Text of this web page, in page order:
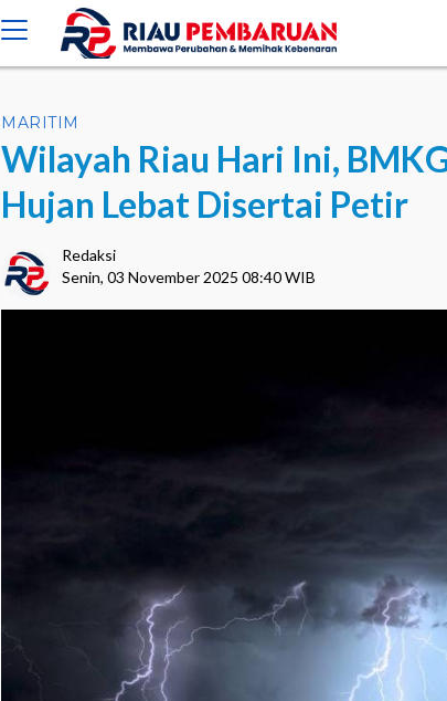
MARITIM
Wilayah Riau Hari Ini,
Hujan Lebat Disertai Petir
Redaksi
Senin, 03 November 2025 08:40 WIB